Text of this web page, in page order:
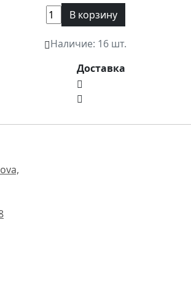
В корзину
Наличие: 16 шт.
Доставка